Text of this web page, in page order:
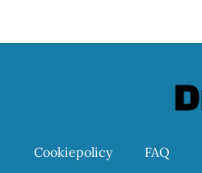
Cookiepolicy FAQ